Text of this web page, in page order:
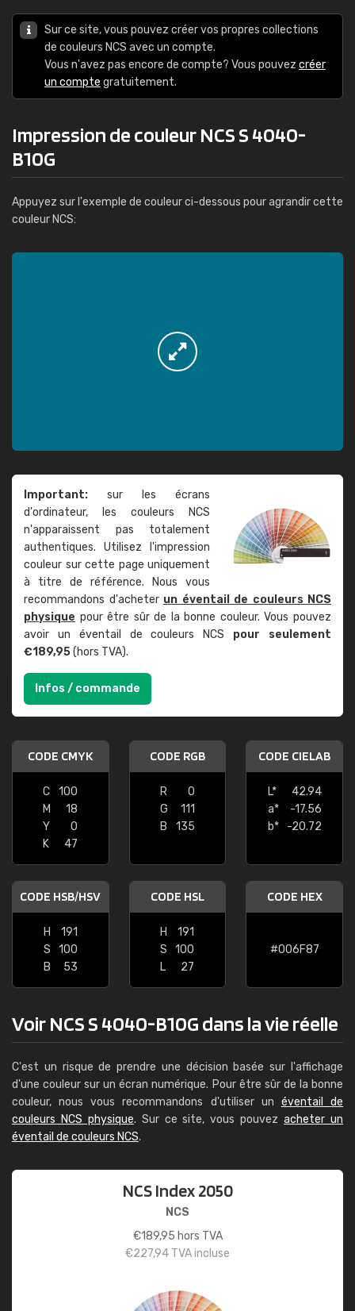
Sur ce site, vous pouvez créer vos propres collections
de couleurs NCS avec un compte.
Vous n'avez pas encore de compte? Vous pouvez créer
un compte gratuitement.
Impression de couleur NCS S 4040-
B10G
Appuyez sur l'exemple de couleur ci-dessous pour agrandir cette
couleur NCS:
Important: sur les écrans
d'ordinateur, les couleurs NCS
n'apparaissent pas totalement
authentiques. Utilisez l'impression
couleur sur cette page uniquement
à titre de référence. Nous vous
recommandons d'acheter un éventail de couleurs NCS
physique pour être sûr de la bonne couleur. Vous pouvez
avoir un éventail de couleurs NCS pour seulement
€189,95(hors TVA).
Infos / commande
CODE CMYK
C
100
M
18
Y
0
K
47
CODE RGB
R
0
G
111
B
135
CODE CIELAB
L*
42.94
a*
-17.56
b*
-20.72
CODE HSB/HSV
H
191
S
100
B
53
CODE HSL
H
191
S
100
L
27
CODE HEX
#006F87
Voir NCS S 4040-B10G dans la vie réelle
C'est un risque de prendre une décision basée sur l'affichage
d'une couleur sur un écran numérique. Pour être sûr de la bonne
couleur, nous vous recommandons d'utiliser un éventail de
couleurs NCS physique. Sur ce site, vous pouvezacheter un
éventail de couleurs NCS.
NCS Index 2050
NCS
€189,95 hors TVA
€227,94 TVA incluse